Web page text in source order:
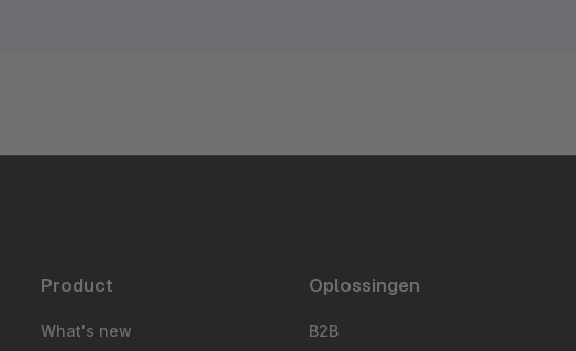
Product
What's new
Oplossingen
B2B